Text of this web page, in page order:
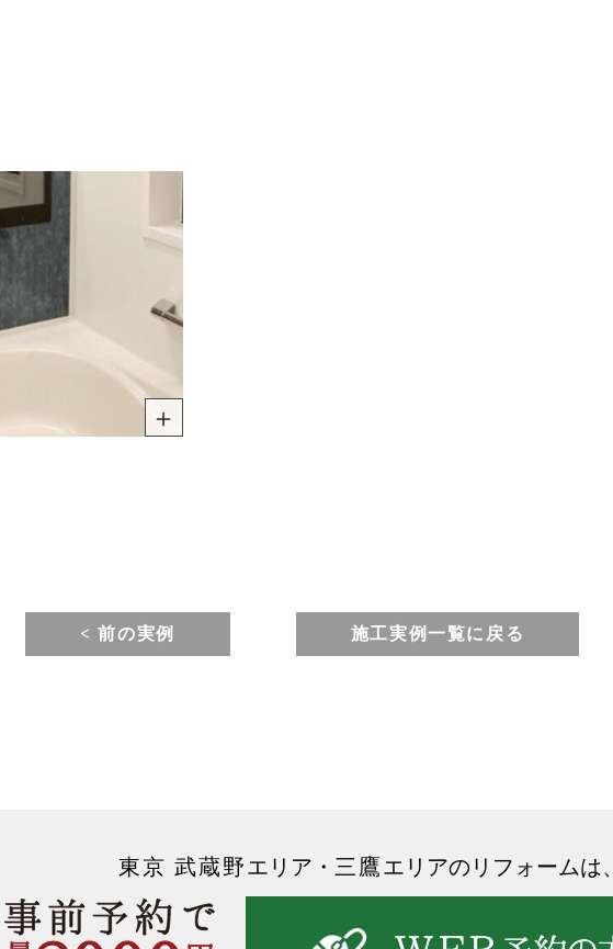
< 前の実例 施工実例一覧に戻る
東京 武蔵野エリア ・ 三鷹エリアのリフォームは、